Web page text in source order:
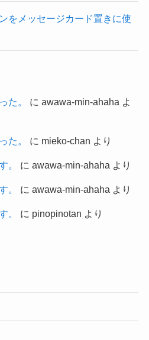
をメッセージカード置きに使
た。 に awawa-min-ahaha よ
た。 に mieko-chan より
。 に awawa-min-ahaha より
。 に awawa-min-ahaha より
。 に pinopinotan より